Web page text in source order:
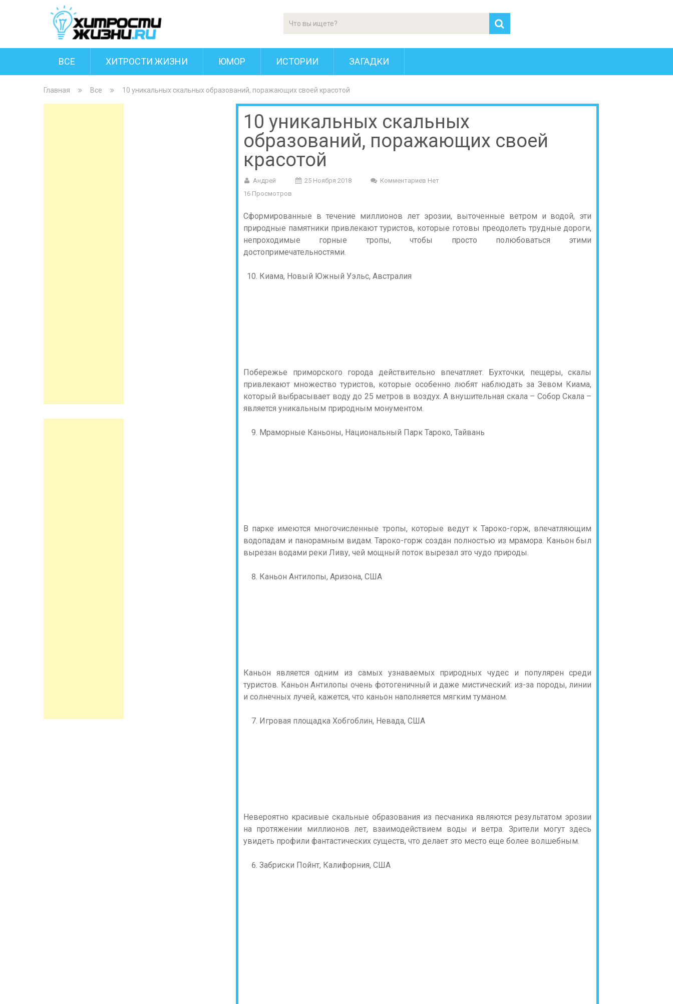
ВСЕ ХИТРОСТИ ЖИЗНИ ЮМОР ИСТОРИИ ЗАГАДКИ
Главная Все 10 уникальных скальных образований, поражающих своей красотой
10 уникальных скальных
образований, поражающих своей
красотой
Андрей 25 Ноября 2018
Комментариев Нет
16 Просмотров
Сформированные в течение миллионов лет эрозии, выточенные ветром и водой, эти
природные памятники привлекают туристов, которые готовы преодолеть трудные дороги,
непроходимые горные тропы, чтобы просто полюбоваться этими
достопримечательностями.
Киама, Новый Южный Уэльс, Австралия
Побережье приморского города действительно впечатляет. Бухточки, пещеры, скалы
привлекают множество туристов, которые особенно любят наблюдать за Зевом Киама,
который выбрасывает воду до 25 метров в воздух. А внушительная скала – Собор Скала –
является уникальным природным монументом.
Мраморные Каньоны, Национальный Парк Тароко, Тайвань
В парке имеются многочисленные тропы, которые ведут к Тароко-горж, впечатляющим
водопадам и панорамным видам. Тароко-горж создан полностью из мрамора. Каньон был
вырезан водами реки Ливу, чей мощный поток вырезал это чудо природы.
Каньон Антилопы, Аризона, США
Каньон является одним из самых узнаваемых природных чудес и популярен среди
туристов. Каньон Антилопы очень фотогеничный и даже мистический: из-за породы, линии
и солнечных лучей, кажется, что каньон наполняется мягким туманом.
Игровая площадка Хобгоблин, Невада, США
Невероятно красивые скальные образования из песчаника являются результатом эрозии
на протяжении миллионов лет, взаимодействием воды и ветра. Зрители могут здесь
увидеть профили фантастических существ, что делает это место еще более волшебным.
Забриски Пойнт, Калифорния, США